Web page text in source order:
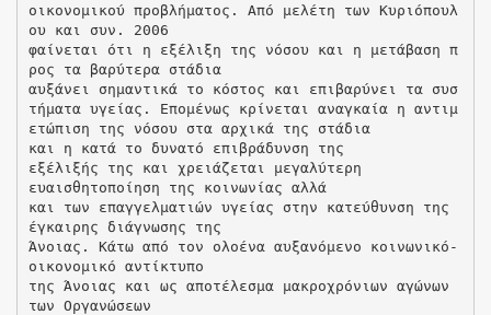
οικονομικού προβλήματος. Από μελέτη των Κυριόπουλ
ου και συν. 2006
φαίνεται ότι η εξέλιξη της νόσου και η μετάβαση π
ρος τα βαρύτερα στάδια
αυξάνει σημαντικά το κόστος και επιβαρύνει τα συσ
τήματα υγείας. Επομένως κρίνεται αναγκαία η αντιμ
ετώπιση της νόσου στα αρχικά της στάδια
και η κατά το δυνατό επιβράδυνση της
εξέλιξής της και χρειάζεται μεγαλύτερη
ευαισθητοποίηση της κοινωνίας αλλά
και των επαγγελματιών υγείας στην κατεύθυνση της
έγκαιρης διάγνωσης της
Άνοιας. Κάτω από τον ολοένα αυξανόμενο κοινωνικό-
οικονομικό αντίκτυπο
της Άνοιας και ως αποτέλεσμα μακροχρόνιων αγώνων
των Οργανώσεων